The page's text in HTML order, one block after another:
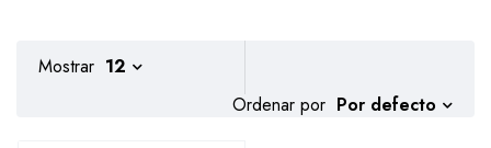
Ordenar por Por defecto
Mostrar 12